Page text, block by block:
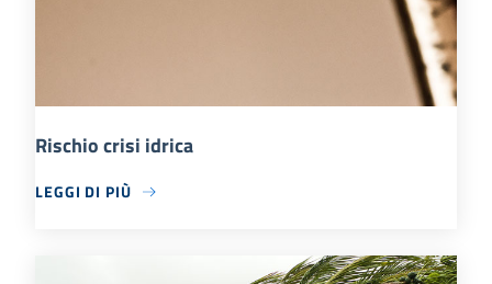
Rischio crisi idrica
LEGGI DI PIÙ